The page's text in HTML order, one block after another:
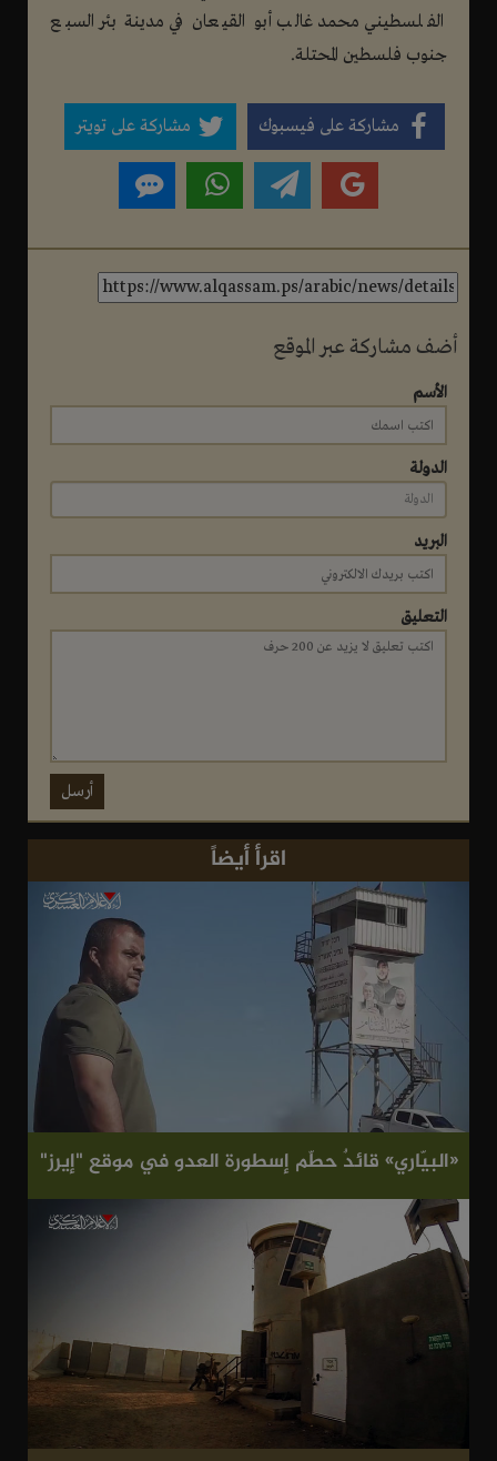
الفلسطيني محمد غالب أبو القيعان في مدينة بئر السبع
جنوب فلسطين المحتلة.
مشاركة على فيسبوك مشاركة على تويتر
أضف مشاركة عبر الموقع
الأسم
الدولة
البريد
التعليق
أرسل
اقرأ أيضاً
«البيّاري» قائدٌ حطّم إسطورة العدو في موقع "إيرز"